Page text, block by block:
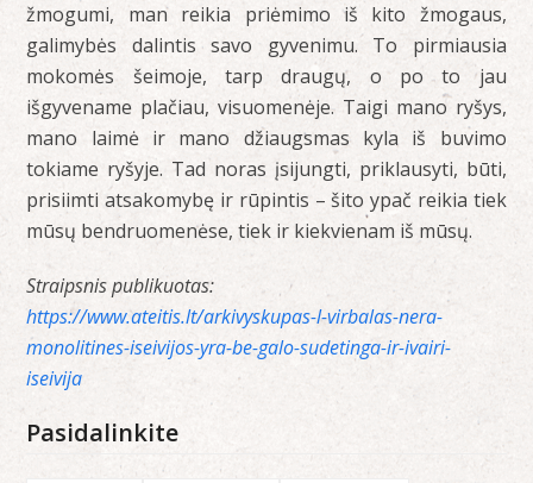
žmogumi, man reikia priėmimo iš kito žmogaus,
galimybės dalintis savo gyvenimu. To pirmiausia
mokomės šeimoje, tarp draugų, o po to jau
išgyvename plačiau, visuomenėje. Taigi mano ryšys,
mano laimė ir mano džiaugsmas kyla iš buvimo
tokiame ryšyje. Tad noras įsijungti, priklausyti, būti,
prisiimti atsakomybę ir rūpintis – šito ypač reikia tiek
mūsų bendruomenėse, tiek ir kiekvienam iš mūsų.
Straipsnis publikuotas:
https://www.ateitis.lt/arkivyskupas-l-virbalas-nera-
monolitines-iseivijos-yra-be-galo-sudetinga-ir-ivairi-
iseivija
Pasidalinkite